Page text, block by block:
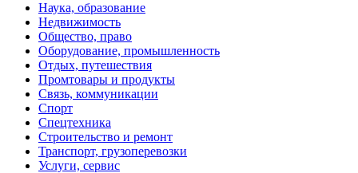
Наука, образование
Недвижимость
Общество, право
Оборудование, промышленность
Отдых, путешествия
Промтовары и продукты
Связь, коммуникации
Спорт
Спецтехника
Строительство и ремонт
Транспорт, грузоперевозки
Услуги, сервис